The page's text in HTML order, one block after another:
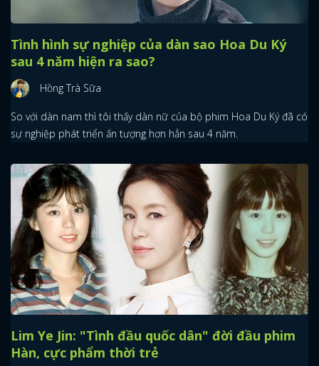
Tình hình sự nghiệp của dàn sao Hoa Du Ký
sau 4 năm hiện ra sao?
Hồng Trà Sữa
So với dàn nam thì tôi thấy dàn nữ của bộ phim Hoa Du Ký đã có
sự nghiệp phát triển ấn tượng hơn hẳn sau 4 năm.
Lim Ye Jin: "Tình đầu quốc dân" đời đầu phim
Hàn, cực phẩm thời trẻ